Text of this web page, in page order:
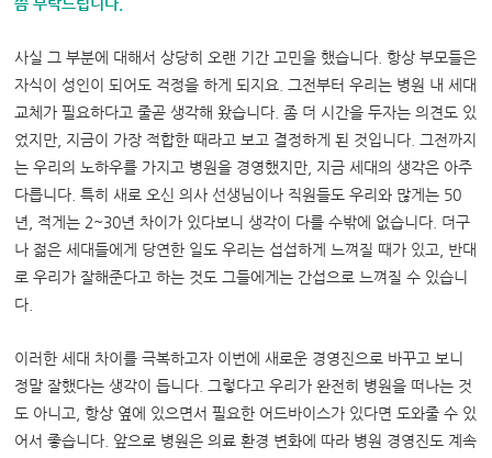
사실 그 부분에 대해서 상당히 오랜 기간 고민을 했습니다. 항상 부모들은
자식이 성인이 되어도 걱정을 하게 되지요. 그전부터 우리는 병원 내 세대
교체가 필요하다고 줄곧 생각해 왔습니다. 좀 더 시간을 두자는 의견도 있
었지만, 지금이 가장 적합한 때라고 보고 결정하게 된 것입니다. 그전까지
는 우리의 노하우를 가지고 병원을 경영했지만, 지금 세대의 생각은 아주
다릅니다. 특히 새로 오신 의사 선생님이나 직원들도 우리와 많게는 50
년, 적게는 2~30년 차이가 있다보니 생각이 다를 수밖에 없습니다. 더구
나 젊은 세대들에게 당연한 일도 우리는 섭섭하게 느껴질 때가 있고, 반대
로 우리가 잘해준다고 하는 것도 그들에게는 간섭으로 느껴질 수 있습니
다.
이러한 세대 차이를 극복하고자 이번에 새로운 경영진으로 바꾸고 보니
정말 잘했다는 생각이 듭니다. 그렇다고 우리가 완전히 병원을 떠나는 것
도 아니고, 항상 옆에 있으면서 필요한 어드바이스가 있다면 도와줄 수 있
어서 좋습니다. 앞으로 병원은 의료 환경 변화에 따라 병원 경영진도 계속